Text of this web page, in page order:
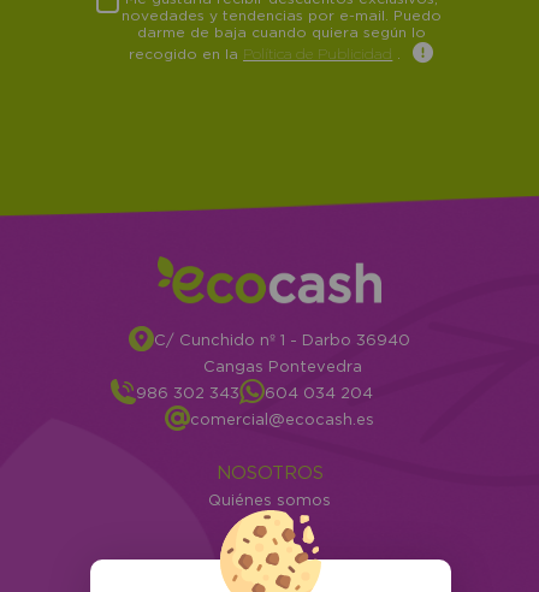
novedades y tendencias por e-mail. Puedo
darme de baja cuando quiera según lo
recogido en la Política de Publicidad
C/ Cunchido nº 1 - Darbo 36940
Cangas Pontevedra
986 302 343
604 034 204
comercial@ecocash.es
NOSOTROS
Quiénes somos
Info
ATENCIÓN AL CLIENTE